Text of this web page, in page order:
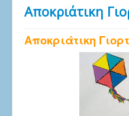
Αποκριάτικη
Αποκριάτικη